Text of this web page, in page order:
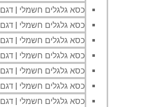
כסא גלגלים חשמלי | דגם D03 | חברת JBH
כסא גלגלים חשמלי | דגם D05 | חברת JBH
כסא גלגלים חשמלי | דגם D06 | חברת JBH
כסא גלגלים חשמלי | דגם D07 | חברת JBH
כסא גלגלים חשמלי | דגם D08 | חברת JBH
כסא גלגלים חשמלי | דגםD20 | חברת JBH
כסא גלגלים חשמלי | דגם D21 | חברת JBH